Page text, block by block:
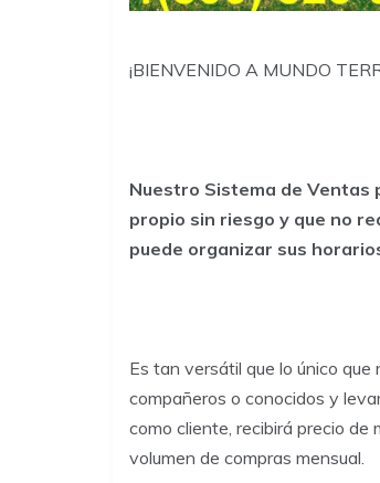
¡BIENVENIDO A MUNDO
Nuestro Sistema de Ventas
propio sin riesgo y que no
puede organizar sus
Es tan versátil que lo único
compañeros o conocidos y
como cliente, recibirá precio
volumen de compras mensual.